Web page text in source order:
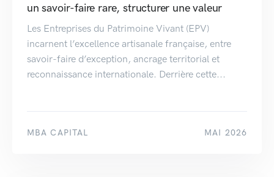
un savoir-faire rare, structurer une valeur
Les Entreprises du Patrimoine Vivant (EPV)
incarnent l’excellence artisanale française, entre
savoir-faire d’exception, ancrage territorial et
reconnaissance internationale. Derrière cette...
MBA CAPITAL MAI 2026